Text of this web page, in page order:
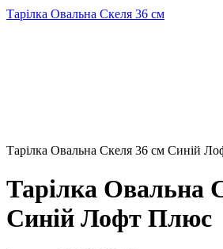
Тарілка Овальна Скеля 36 см
Тарілка Овальна Скеля 36 см Синій
Тарілка Овальна
Синій Лофт Плюс